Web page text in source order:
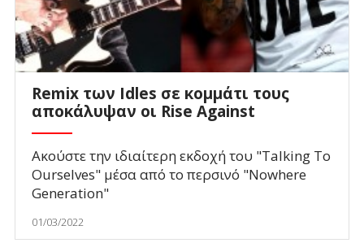
Remix των Idles σε κομμάτι τους
αποκάλυψαν οι Rise Against
Ακούστε την ιδιαίτερη εκδοχή του "Talking To
Ourselves" μέσα από το περσινό "Nowhere
Generation"
01/03/2022